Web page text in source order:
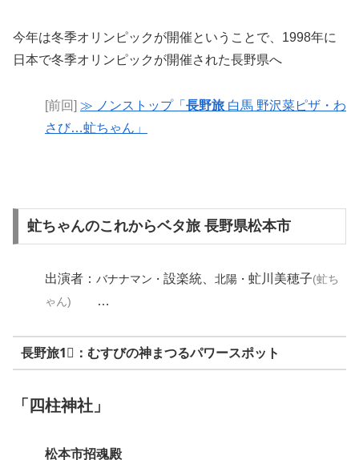
今年は冬季オリンピックが開催ということで、1998年に
日本で冬季オリンピックが開催された長野県へ
[前回] ≫ ノンストップ「 長野旅 白馬 野沢菜ピザ・わ
さび…虻ちゃん」
虻ちゃんのこれからベタ旅 長野県松本市
出演者： バナナマン・ 設楽統、 北陽・ 虻川美穂子(虻ち
ゃん)
…
長野旅1⃣：むすびの神まつるパワースポット
「四柱神社」
松本市招魂殿